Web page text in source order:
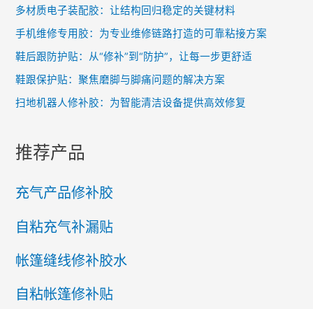
多材质电子装配胶：让结构回归稳定的关键材料
手机维修专用胶：为专业维修链路打造的可靠粘接方案
鞋后跟防护贴：从“修补”到“防护”，让每一步更舒适
鞋跟保护贴：聚焦磨脚与脚痛问题的解决方案
扫地机器人修补胶：为智能清洁设备提供高效修复
推荐产品
充气产品修补胶
自粘充气补漏贴
帐篷缝线修补胶水
自粘帐篷修补贴